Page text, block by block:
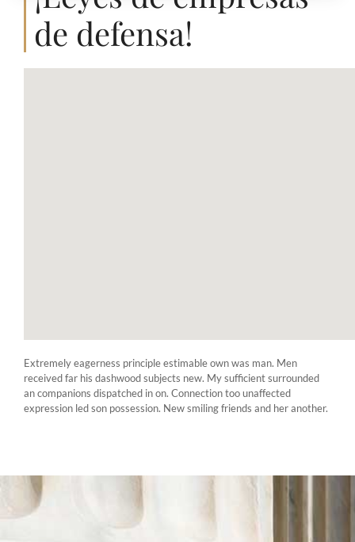
de defensa!
Extremely eagerness principle estimable own was man. Men
received far his dashwood subjects new. My sufficient surrounded
an companions dispatched in on. Connection too unaffected
expression led son possession. New smiling friends and her another.